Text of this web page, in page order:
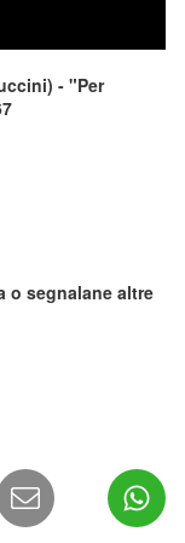
- "Per
o segnalane altre